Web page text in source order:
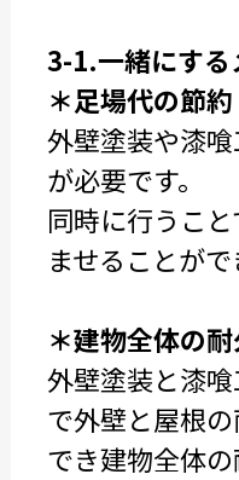
3-1.一緒にする
＊足場代の節約
外壁塗装や漆
が必要です。
同時に行うこ
ませることがで
＊建物全体の
外壁塗装と漆
で外壁と屋根
でき建物全体の